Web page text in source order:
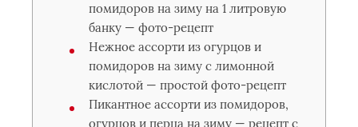
помидоров на зиму на 1 литровую
банку — фото-рецепт
Нежное ассорти из огурцов и
помидоров на зиму с лимонной
кислотой — простой фото-рецепт
Пикантное ассорти из помидоров,
огурцов и перца на зиму — рецепт с